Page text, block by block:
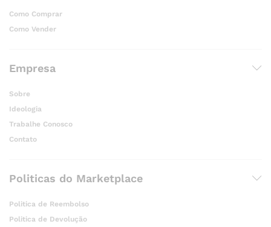
Como Comprar
Como Vender
Empresa
Sobre
Ideologia
Trabalhe Conosco
Contato
Politicas do Marketplace
Politica de Reembolso
Politica de Devolução